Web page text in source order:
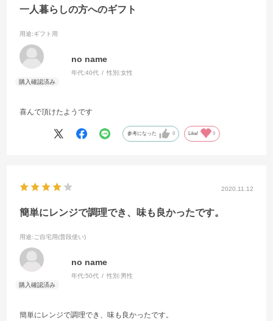
一人暮らしの方へのギフト
用途:ギフト用
no name
年代:40代 性別:女性
喜んで頂けたようです
参考になった 0 Like! 0
2020.11.12
簡単にレンジで調理でき、味も良かったです。
用途:ご自宅用(普段使い)
no name
年代:50代 性別:男性
簡単にレンジで調理でき、味も良かったです。